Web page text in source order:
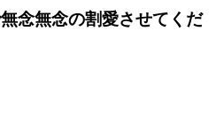
念無念の割愛させてくだ